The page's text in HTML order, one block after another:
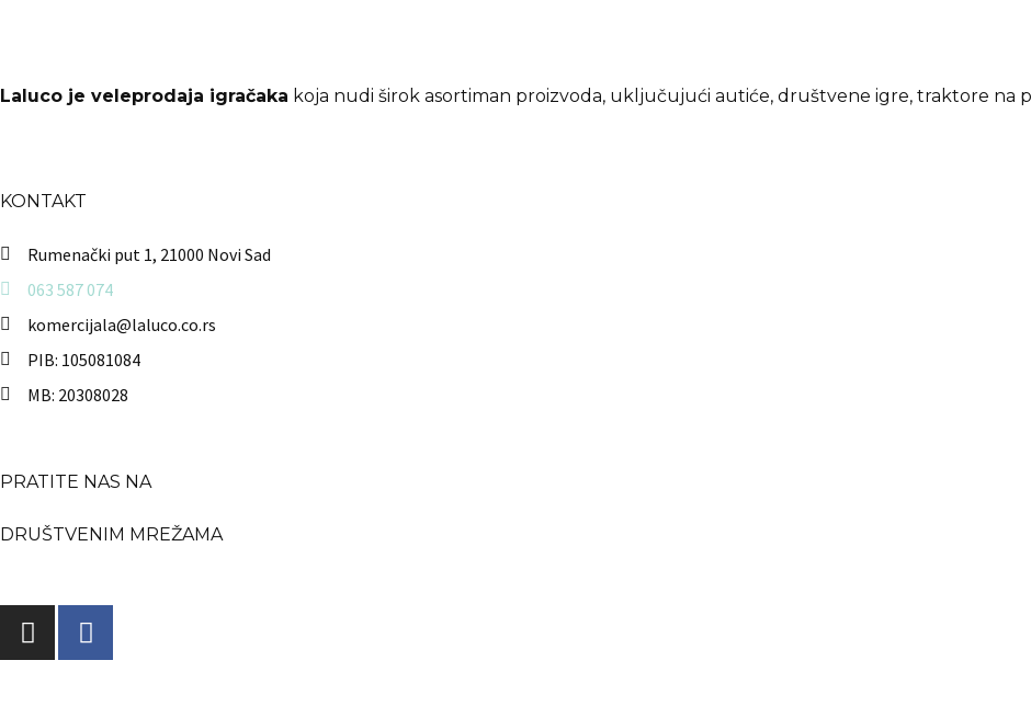
Laluco je veleprodaja igračaka koja nudi širok asortiman proizvoda, uključujući autiće, društvene igre, traktore na
KONTAKT
Rumenački put 1, 21000 Novi Sad
063 587 074
komercijala@laluco.co.rs
PIB: 105081084
MB: 20308028
PRATITE NAS NA
DRUŠTVENIM MREŽAMA